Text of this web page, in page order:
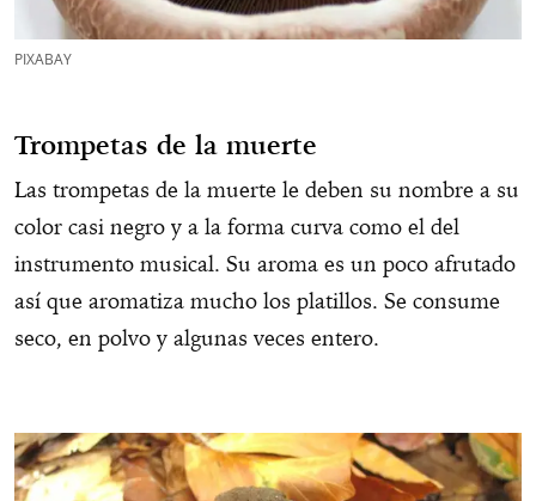
PIXABAY
Trompetas de la muerte
Las trompetas de la muerte le deben su nombre a su
color casi negro y a la forma curva como el del
instrumento musical. Su aroma es un poco afrutado
así que aromatiza mucho los platillos. Se consume
seco, en polvo y algunas veces entero.